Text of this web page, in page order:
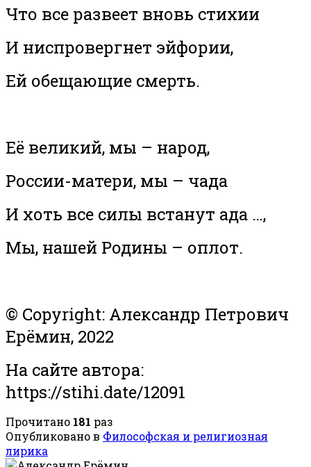
Что все развеет вновь стихии
И ниспровергнет эйфории,
Ей обещающие смерть.
Её великий, мы – народ,
России-матери, мы – чада
И хоть все силы встанут ада …,
Мы, нашей Родины – оплот.
© Copyright: Александр Петрович
Ерёмин, 2022
На сайте автора:
https://stihi.date/12091
Прочитано 181 раз
Опубликовано в Философская и религиозная
лирика